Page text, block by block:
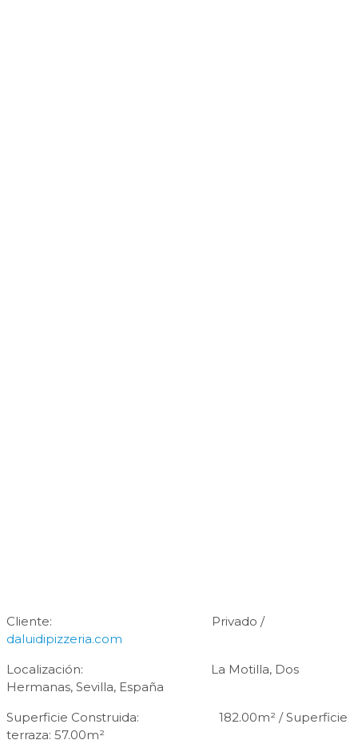
Cliente: Privado /
daluidipizzeria.com
Localización: La Motilla, Dos
Hermanas, Sevilla, España
Superficie Construida: 182.00m² / Superficie
terraza: 57.00m²